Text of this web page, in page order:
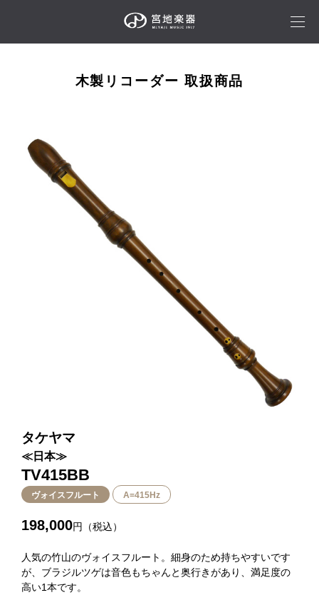
木製リコーダー 取扱商品
タケヤマ
≪日本≫
TV415BB
ヴォイスフルート A=415Hz
198,000円（税込）
人気の竹山のヴォイスフルート。細身のため持ちやすいです
が、ブラジルツゲは音色もちゃんと奥行きがあり、満足度の
高い1本です。